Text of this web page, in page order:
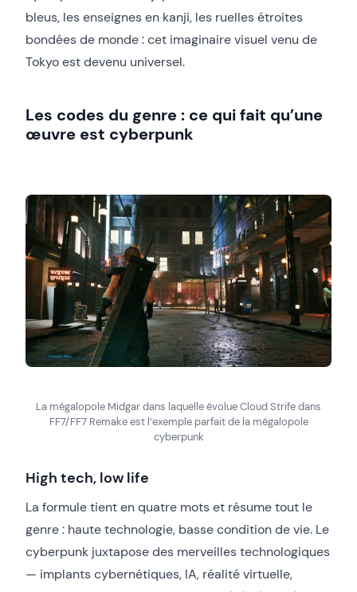
bleus, les enseignes en kanji, les ruelles étroites
bondées de monde : cet imaginaire visuel venu de
Tokyo est devenu universel.
Les codes du genre : ce qui fait qu’une
œuvre est cyberpunk
La mégalopole Midgar dans laquelle évolue Cloud Strife dans
FF7/FF7 Remake est l’exemple parfait de la mégalopole
cyberpunk
High tech, low life
La formule tient en quatre mots et résume tout le
genre : haute technologie, basse condition de vie. Le
cyberpunk juxtapose des merveilles technologiques
— implants cybernétiques, IA, réalité virtuelle,